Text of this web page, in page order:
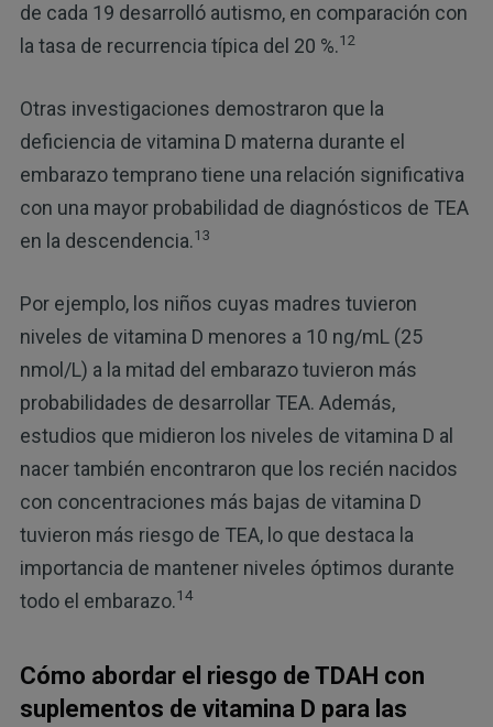
de cada 19 desarrolló autismo, en comparación con
la tasa de recurrencia típica del 20 %.12
Otras investigaciones demostraron que la
deficiencia de vitamina D materna durante el
embarazo temprano tiene una relación significativa
con una mayor probabilidad de diagnósticos de TEA
en la descendencia.13
Por ejemplo, los niños cuyas madres tuvieron
niveles de vitamina D menores a 10 ng/mL (25
nmol/L) a la mitad del embarazo tuvieron más
probabilidades de desarrollar TEA. Además,
estudios que midieron los niveles de vitamina D al
nacer también encontraron que los recién nacidos
con concentraciones más bajas de vitamina D
tuvieron más riesgo de TEA, lo que destaca la
importancia de mantener niveles óptimos durante
todo el embarazo.14
Cómo abordar el riesgo de TDAH con
suplementos de vitamina D para las